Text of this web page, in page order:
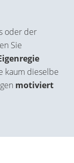
oder der
Sie
kaum dieselbe
motiviert